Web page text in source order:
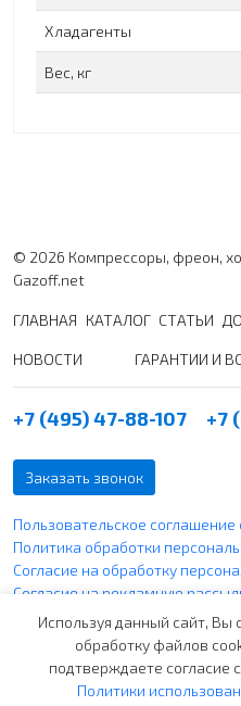
Хладагенты
Вес, кг
© 2026 Компрессоры, фреон,
Gazoff.net
ГЛАВНАЯ КАТАЛОГ СТАТЬИ
НОВОСТИ ГАРАНТИИ И
+7 (495) 47-88-107 +7
Заказать звонок
Пользовательское соглашение
Политика обработки
Согласие на обработку
Согласие на рекламную
Политика использования
Вся указанная информация
офертой согласно ст.
Используя данный сайт, Вы
обработку файлов
подтверждаете согласие
Политики